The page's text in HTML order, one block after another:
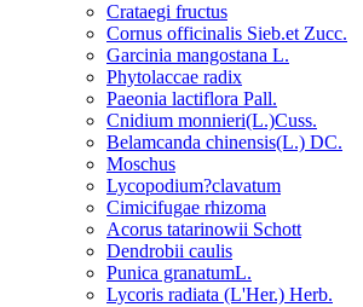
Crataegi fructus
Cornus officinalis Sieb.et Zucc.
Garcinia mangostana L.
Phytolaccae radix
Paeonia lactiflora Pall.
Cnidium monnieri(L.)Cuss.
Belamcanda chinensis(L.) DC.
Moschus
Lycopodium?clavatum
Cimicifugae rhizoma
Acorus tatarinowii Schott
Dendrobii caulis
Punica granatumL.
Lycoris radiata (L'Her.) Herb.